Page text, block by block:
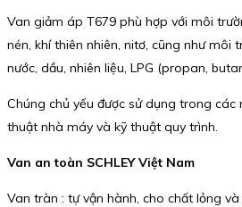
Van giảm áp T679 phù hợp với môi
nén, khí thiên nhiên, nitơ, cũng như môi
nước, dầu, nhiên liệu, LPG (propan,
Chúng chủ yếu được sử dụng trong
thuật nhà máy và kỹ thuật quy trình.
Van an toàn SCHLEY Việt Nam
Van tràn : tự vận hành, cho chất lỏng và